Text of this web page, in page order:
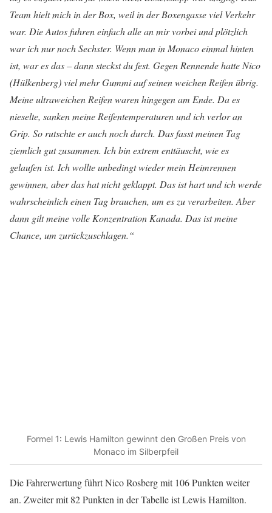
Team hielt mich in der Box, weil in der Boxengasse viel Verkehr
war. Die Autos fuhren einfach alle an mir vorbei und plötzlich
war ich nur noch Sechster. Wenn man in Monaco einmal hinten
ist, war es das – dann steckst du fest. Gegen Rennende hatte Nico
(Hülkenberg) viel mehr Gummi auf seinen weichen Reifen übrig.
Meine ultraweichen Reifen waren hingegen am Ende. Da es
nieselte, sanken meine Reifentemperaturen und ich verlor an
Grip. So rutschte er auch noch durch. Das fasst meinen Tag
ziemlich gut zusammen. Ich bin extrem enttäuscht, wie es
gelaufen ist. Ich wollte unbedingt wieder mein Heimrennen
gewinnen, aber das hat nicht geklappt. Das ist hart und ich werde
wahrscheinlich einen Tag brauchen, um es zu verarbeiten. Aber
dann gilt meine volle Konzentration Kanada. Das ist meine
Chance, um zurückzuschlagen.“
Formel 1: Lewis Hamilton gewinnt den Großen Preis von
Monaco im Silberpfeil
Die Fahrerwertung führt Nico Rosberg mit 106 Punkten weiter
an. Zweiter mit 82 Punkten in der Tabelle ist Lewis Hamilton.